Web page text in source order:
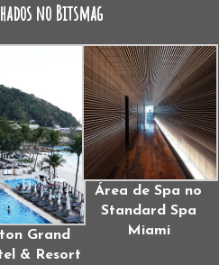
no Bitsmag
Grand
& Resort
Área de Spa no
Standard Spa
Miami